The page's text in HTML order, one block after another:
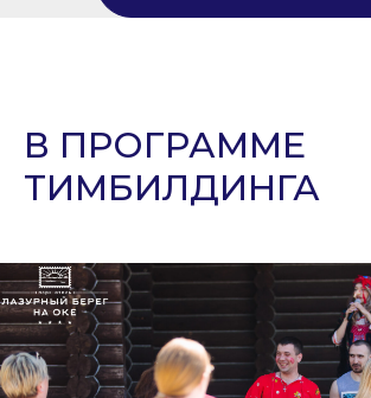
В ПРОГРАММЕ
ТИМБИЛДИНГА